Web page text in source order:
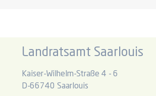
Landratsamt Saarlouis
Kaiser-Wilhelm-Straße 4 - 6
D-66740 Saarlouis